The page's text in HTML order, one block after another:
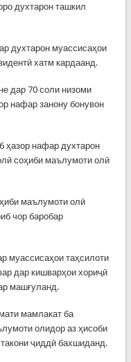
духтарон ташкил
духтарон муассисаҳои
хатм кардаанд.
дар 70 соли низоми
нафар занону бонувон
ҳазор нафар духтарон
соҳиби маълумоти олӣ
маълумоти олӣ
чор баробар
муассисаҳои таҳсилоти
дар кишварҳои хориҷӣ
машғуланд.
мамлакат ба
олидор аз ҳисоби
ҷиддӣ бахшиданд.